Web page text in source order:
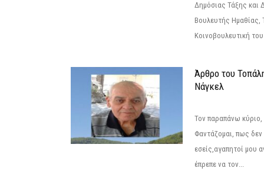
Δημόσιας Τάξης και
Βουλευτής
Κοινοβουλευτική
Άρθρο του
Νάγκελ
Τον παραπάνω
Φαντάζομαι, πως δεν
εσείς,αγαπητοί μου
έπρεπε να τον...